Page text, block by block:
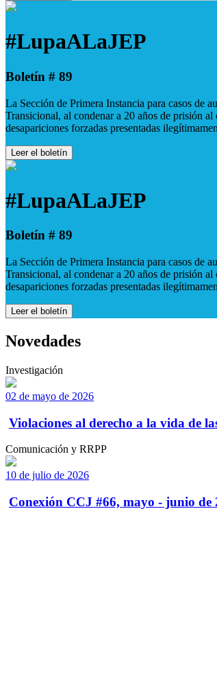
#LupaALaJEP
Boletín # 89
La Sección de Primera Instancia para casos de
Transicional, al condenar a 20 años de prisión
desapariciones forzadas presentadas
Leer el boletín
#LupaALaJEP
Boletín # 89
La Sección de Primera Instancia para casos de
Transicional, al condenar a 20 años de prisión
desapariciones forzadas presentadas
Leer el boletín
Novedades
Investigación
02 de mayo de 2026
Violaciones al derecho a la vida de
Comunicación y RRPP
10 de julio de 2026
Conexión CCJ #66, mayo - junio